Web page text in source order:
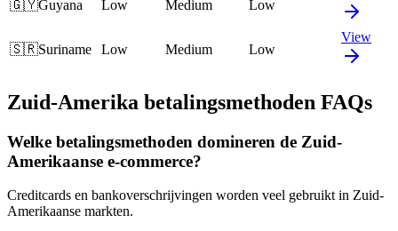
🇬🇾Guyana Low Medium Low
🇸🇷Suriname Low Medium Low
View
Zuid-Amerika betalingsmethoden FAQs
Welke betalingsmethoden domineren de Zuid-
Amerikaanse e-commerce?
Creditcards en bankoverschrijvingen worden veel gebruikt in Zuid-
Amerikaanse markten.